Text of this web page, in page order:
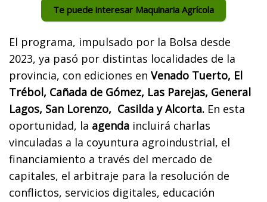
Te puede interesar Maquinaria Agrícola
El programa, impulsado por la Bolsa desde
2023, ya pasó por distintas localidades de la
provincia, con ediciones en Venado Tuerto, El
Trébol, Cañada de Gómez, Las Parejas, General
Lagos, San Lorenzo, Casilda y Alcorta. En esta
oportunidad, la agenda incluirá charlas
vinculadas a la coyuntura agroindustrial, el
financiamiento a través del mercado de
capitales, el arbitraje para la resolución de
conflictos, servicios digitales, educación